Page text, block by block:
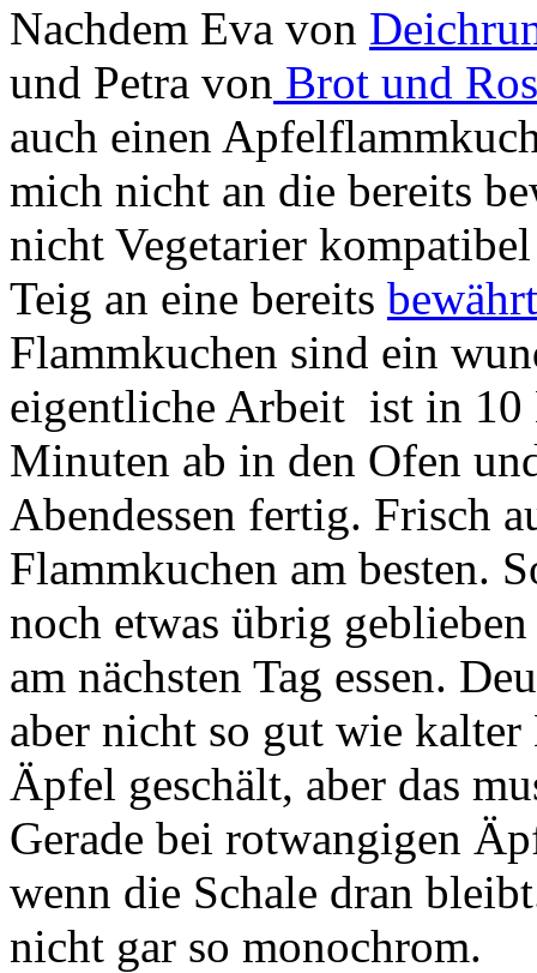
Nachdem Eva von
und Petra von Brot und
auch einen
mich nicht an die bereits
nicht Vegetarier
Teig an eine bereits
Flammkuchen sind ein
eigentliche Arbeit ist in 10
Minuten ab in den Ofen
Abendessen fertig. Frisch
Flammkuchen am besten.
noch etwas übrig
am nächsten Tag essen.
aber nicht so gut wie
Äpfel geschält, aber das
Gerade bei rotwangigen
wenn die Schale dran
nicht gar so monochrom.